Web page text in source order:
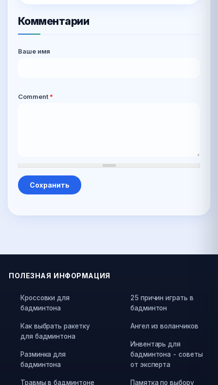
Комментарии
Ваше имя
Comment *
ПОЛЕЗНАЯ ИНФОРМАЦИЯ
Кроссовки для
бадминтона
Как выбрать ракетку
для бадминтона
Разминка для
бадминтона
Травмы в бадминтоне
25 причин играть в
бадминтон
Ангел из воланчиков
Инвентарь для
бадминтона - советы
от эксперта
Памятка по выбору